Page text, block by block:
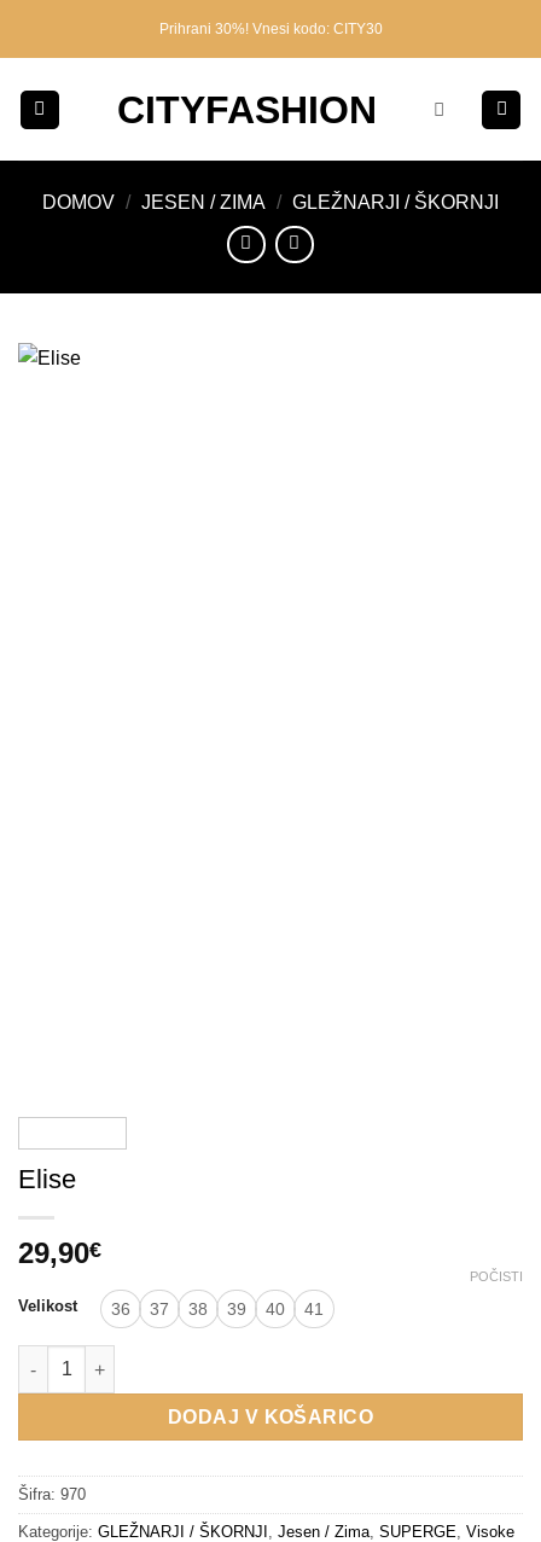
Prihrani 30%! Vnesi kodo: CITY30
CITYFASHION
DOMOV / JESEN / ZIMA / GLEŽNARJI / ŠKORNJI
Elise
29,90€
Velikost 36 37 38 39 40 41
POČISTI
Elise količina
DODAJ V KOŠARICO
Šifra: 970
Kategorije: GLEŽNARJI / ŠKORNJI Jesen / Zima SUPERGE Visoke